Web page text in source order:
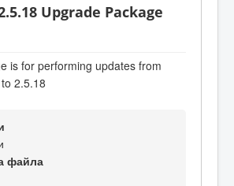
Upgrade Package
is for performing updates from
2.5.18
файла